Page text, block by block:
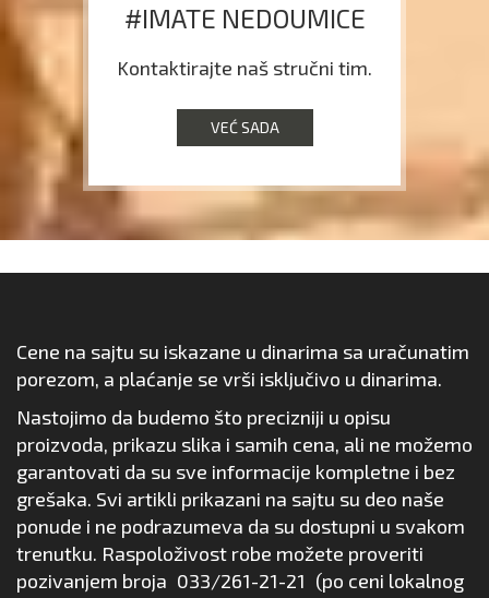
#IMATE NEDOUMICE
Kontaktirajte naš stručni tim.
VEĆ SADA
Cene na sajtu su iskazane u dinarima sa uračunatim
porezom, a plaćanje se vrši isključivo u dinarima.
Nastojimo da budemo što precizniji u opisu
proizvoda, prikazu slika i samih cena, ali ne možemo
garantovati da su sve informacije kompletne i bez
grešaka. Svi artikli prikazani na sajtu su deo naše
ponude i ne podrazumeva da su dostupni u svakom
trenutku. Raspoloživost robe možete proveriti
pozivanjem broja 033/261-21-21 (po ceni lokalnog